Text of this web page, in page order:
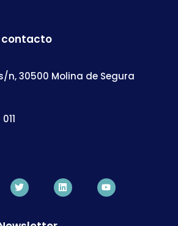
contacto
n, 30500 Molina de Segura